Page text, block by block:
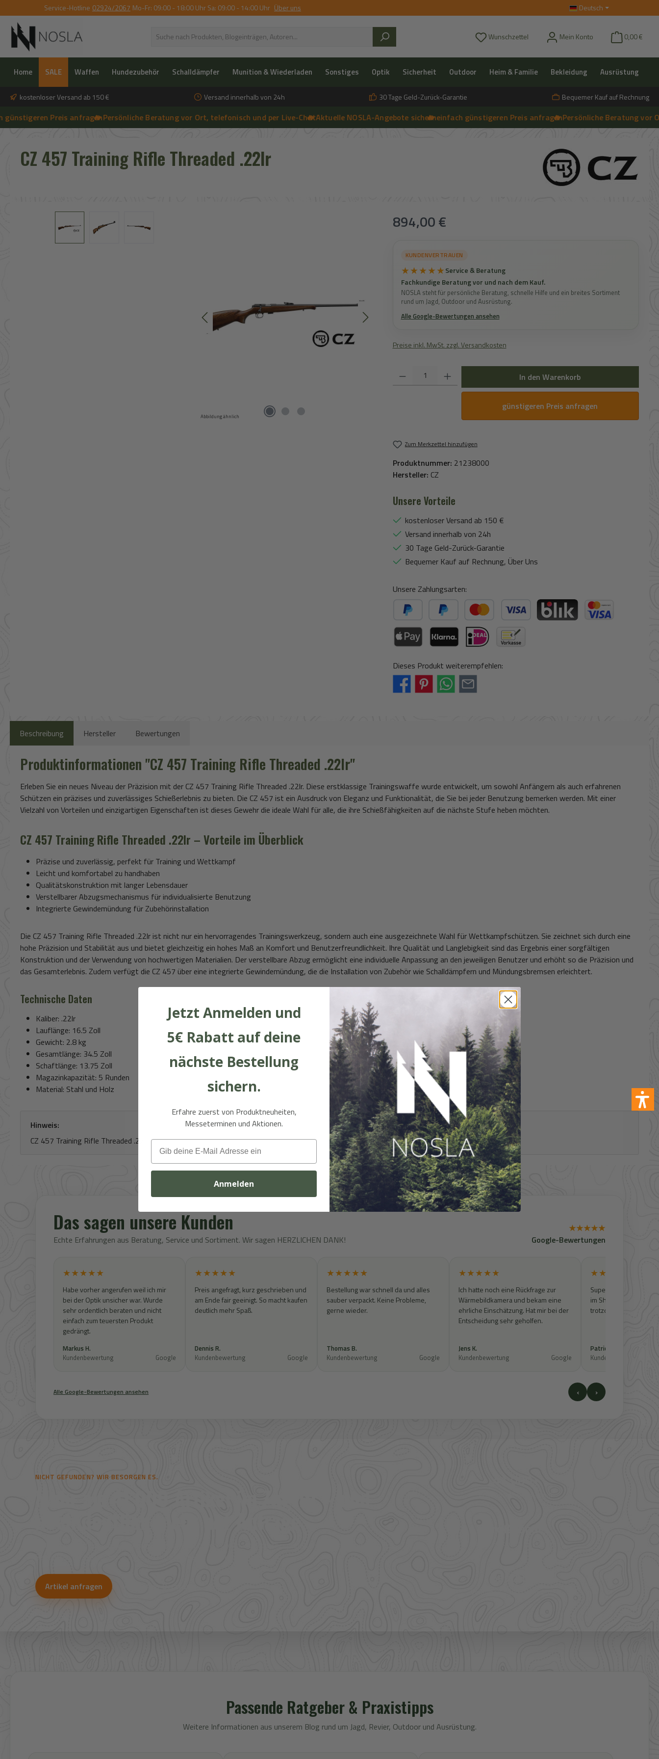
Hauptinhalt springen
Zur Suche springen
Zur Hauptnavigation springen
Service-Hotline 02924/2067 Mo-Fr: 09:00 - 18:00 Uhr Sa: 09:00 - 14:00 Uhr Über uns Deutsch
Wunschzettel Du hast 0 Produkte auf dem Merkzettel
Mein Konto 0,00 €
Home SALE Waffen Hundezubehör Schalldämpfer Munition & Wiederladen Sonstiges Optik Sicherheit Outdoor Heim & Familie Bekleidung Ausrüstung
kostenloser Versand ab 150 € Versand innerhalb von 24h 30 Tage Geld-Zurück-Garantie Bequemer Kauf auf Rechnung
Preis anfragen
➔
🔥 Persönliche Beratung vor Ort, telefonisch und per Live-Chat
➔
🔥 Aktuelle NOSLA-Angebote sichern
➔
🔥 einfach günstigeren Preis anfragen
➔
🔥 Persönliche Beratung vor Ort,
CZ 457 Training Rifle Threaded .22lr
Abbildung ähnlich
Regulärer Preis:
894,00 €
KUNDENVERTRAUEN
★★★★★Service & Beratung
Fachkundige Beratung vor und nach dem Kauf.
NOSLA steht für persönliche Beratung, schnelle Hilfe und ein breites Sortiment
rund um Jagd, Outdoor und Ausrüstung.
Alle Google-Bewertungen ansehen
Preise inkl. MwSt. zzgl. Versandkosten
Produkt Anzahl: Gib den gewünschten Wert ein oder benutze die Schaltflächen um die
In den Warenkorb
günstigeren Preis anfragen
Zum Merkzettel hinzufügen
Produktnummer: 21238000
Hersteller: CZ
Unsere Vorteile
kostenloser Versand ab 150 €
Versand innerhalb von 24h
30 Tage Geld-Zurück-Garantie
Bequemer Kauf auf Rechnung, Über Uns
Unsere Zahlungsarten:
PayPal Später BezahlenKredit- oder Debitkarte
Dieses Produkt weiterempfehlen:
Beschreibung Hersteller Bewertungen
Produktinformationen "CZ 457 Training Rifle Threaded .22lr"
Erleben Sie ein neues Niveau der Präzision mit der CZ 457 Training Rifle Threaded .22lr. Diese erstklassige Trainingswaffe wurde entwickelt, um sowohl Anfängern als auch erfahrenen
Schützen ein präzises und zuverlässiges Schießerlebnis zu bieten. Die CZ 457 ist ein Ausdruck von Eleganz und Funktionalität, die Sie bei jeder Benutzung bemerken werden. Mit einer
Vielzahl von Vorteilen und einzigartigen Eigenschaften ist dieses Gewehr die ideale Wahl für alle, die ihre Schießfähigkeiten auf die nächste Stufe heben möchten.
CZ 457 Training Rifle Threaded .22lr – Vorteile im Überblick
Präzise und zuverlässig, perfekt für Training und Wettkampf
Leicht und komfortabel zu handhaben
Qualitätskonstruktion mit langer Lebensdauer
Verstellbarer Abzugsmechanismus für individualisierte Benutzung
Integrierte Gewindemündung für Zubehörinstallation
Die CZ 457 Training Rifle Threaded .22lr ist nicht nur ein hervorragendes Trainingswerkzeug, sondern auch eine ausgezeichnete Wahl für Wettkampfschützen. Sie zeichnet sich durch eine
hohe Präzision und Stabilität aus und bietet gleichzeitig ein hohes Maß an Komfort und Benutzerfreundlichkeit. Ihre Qualität und Langlebigkeit sind das Ergebnis einer sorgfältigen
Konstruktion und der Verwendung von hochwertigen Materialien. Der verstellbare Abzug ermöglicht eine individuelle Anpassung an den jeweiligen Benutzer und erhöht so die Präzision und
das Gesamterlebnis. Zudem verfügt die CZ 457 über eine integrierte Gewindemündung, die die Installation von Zubehör wie Schalldämpfern und Mündungsbremsen erleichtert.
Technische Daten
Kaliber: .22lr
Lauflänge: 16.5 Zoll
Gewicht: 2.8 kg
Gesamtlänge: 34.5 Zoll
Schaftlänge: 13.75 Zoll
Magazinkapazität: 5 Runden
Material: Stahl und Holz
Hinweis:
CZ 457 Training Rifle Threaded .22lr
Das sagen unsere Kunden
Echte Erfahrungen aus Beratung, Service und Sortiment. Wir sagen HERZLICHEN DANK!
★★★★★
Google-Bewertungen
★★★★★
Habe vorher angerufen weil ich mir
bei der Optik unsicher war. Wurde
sehr ordentlich beraten und nicht
einfach zum teuersten Produkt
gedrängt.
Markus H.
Kundenbewertung
Google
★★★★★
Preis angefragt, kurz geschrieben und
am Ende fair geeinigt. So macht kaufen
deutlich mehr Spaß.
Dennis R.
Kundenbewertung
Google
★★★★★
Bestellung war schnell da und alles
sauber verpackt. Keine Probleme,
gerne wieder.
Thomas B.
Kundenbewertung
Google
★★★★★
Ich hatte noch eine Rückfrage zur
Wärmebildkamera und bekam eine
ehrliche Einschätzung. Hat mir bei der
Entscheidung sehr geholfen.
Jens K.
Kundenbewertung
Google
★★★★★
Super Kontakt. Artikel
im Shop zu finden,
trotzdem geprüft und
Patrick S.
Kundenbewertung
Alle Google-Bewertungen ansehen ‹ ›
NICHT GEFUNDEN? WIR BESORGEN ES.
Artikel anfragen
Passende Ratgeber & Praxistipps
Weitere Informationen aus unserem Blog rund um Jagd, Revier, Outdoor und Ausrüstung.
Jetzt Anmelden und
5€ Rabatt auf deine
nächste Bestellung
sichern.
Erfahre zuerst von Produktneuheiten,
Messeterminen und Aktionen.
Email
Anmelden